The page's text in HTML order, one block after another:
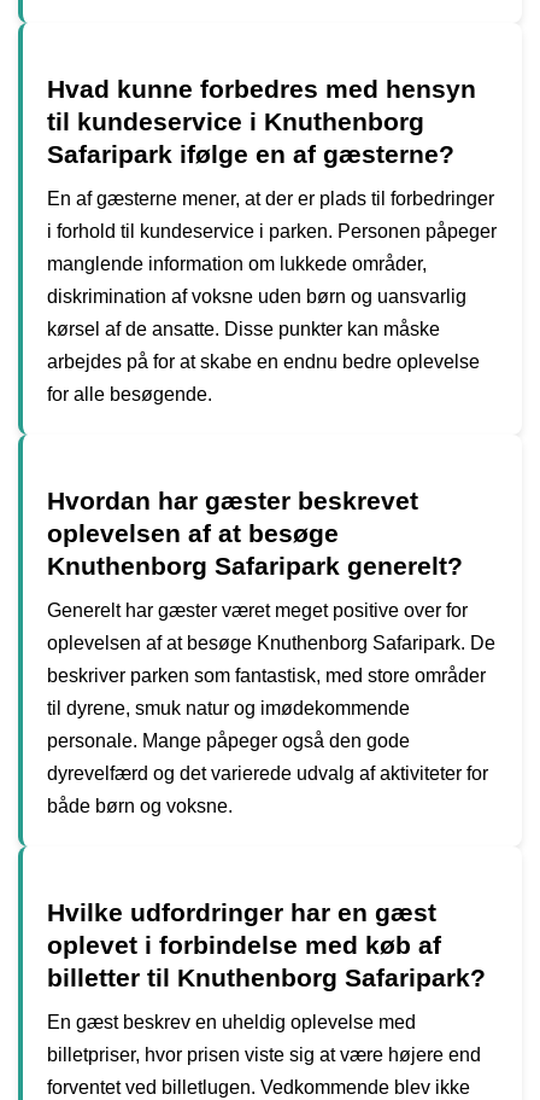
Hvad kunne forbedres med hensyn
til kundeservice i Knuthenborg
Safaripark ifølge en af gæsterne?
En af gæsterne mener, at der er plads til forbedringer
i forhold til kundeservice i parken. Personen påpeger
manglende information om lukkede områder,
diskrimination af voksne uden børn og uansvarlig
kørsel af de ansatte. Disse punkter kan måske
arbejdes på for at skabe en endnu bedre oplevelse
for alle besøgende.
Hvordan har gæster beskrevet
oplevelsen af at besøge
Knuthenborg Safaripark generelt?
Generelt har gæster været meget positive over for
oplevelsen af at besøge Knuthenborg Safaripark. De
beskriver parken som fantastisk, med store områder
til dyrene, smuk natur og imødekommende
personale. Mange påpeger også den gode
dyrevelfærd og det varierede udvalg af aktiviteter for
både børn og voksne.
Hvilke udfordringer har en gæst
oplevet i forbindelse med køb af
billetter til Knuthenborg Safaripark?
En gæst beskrev en uheldig oplevelse med
billetpriser, hvor prisen viste sig at være højere end
forventet ved billetlugen. Vedkommende blev ikke